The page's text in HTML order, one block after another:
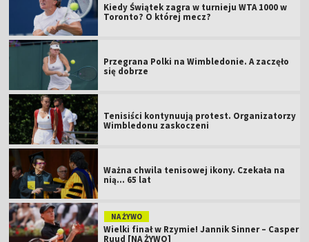
Kiedy Świątek zagra w turnieju WTA 1000 w
Toronto? O której mecz?
Przegrana Polki na Wimbledonie. A zaczęło
się dobrze
Tenisiści kontynuują protest. Organizatorzy
Wimbledonu zaskoczeni
Ważna chwila tenisowej ikony. Czekała na
nią... 65 lat
NA ŻYWO
Wielki finał w Rzymie! Jannik Sinner – Casper
Ruud [NA ŻYWO]